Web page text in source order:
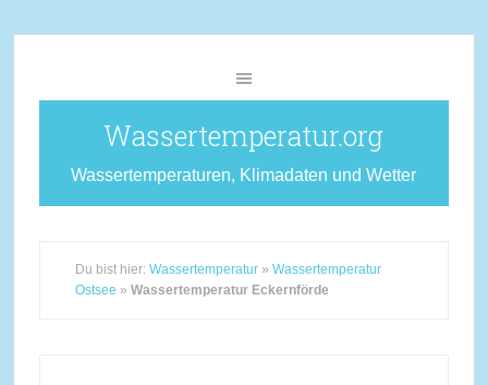
Wassertemperatur.org
Wassertemperaturen, Klimadaten und Wetter
Du bist hier: Wassertemperatur» Wassertemperatur
Ostsee » Wassertemperatur Eckernförde